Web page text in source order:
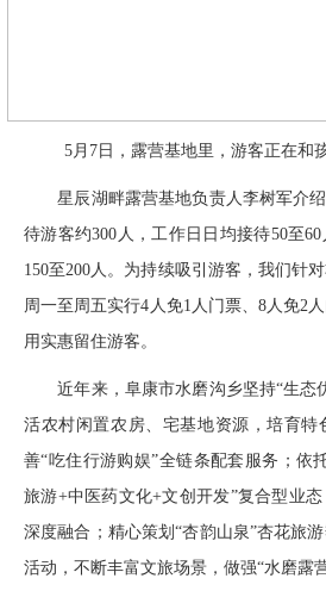
5月7日，露营基地里，游客正在和
星辰湖畔露营基地负责人李树军介绍
待游客约300人，工作日日均接待50至
150至200人。为持续吸引游客，我们针
周一至周五实行4人免1人门票、8人免2
用实惠留住游客。
近年来，阜康市水磨沟乡坚持“生态
活农村闲置农房、宅基地资源，培育特
善“吃住行游购娱”全链条配套服务；依
旅游+中医药文化+文创开发”复合型业
深度融合；精心策划“杏韵山泉”杏花旅
活动，不断丰富文旅场景，做强“水磨露